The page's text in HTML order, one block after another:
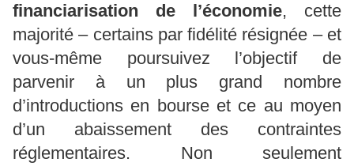
financiarisation de l’économie, cette
majorité – certains par fidélité résignée – et
vous-même poursuivez l’objectif de
parvenir à un plus grand nombre
d’introductions en bourse et ce au moyen
d’un abaissement des contraintes
réglementaires. Non seulement